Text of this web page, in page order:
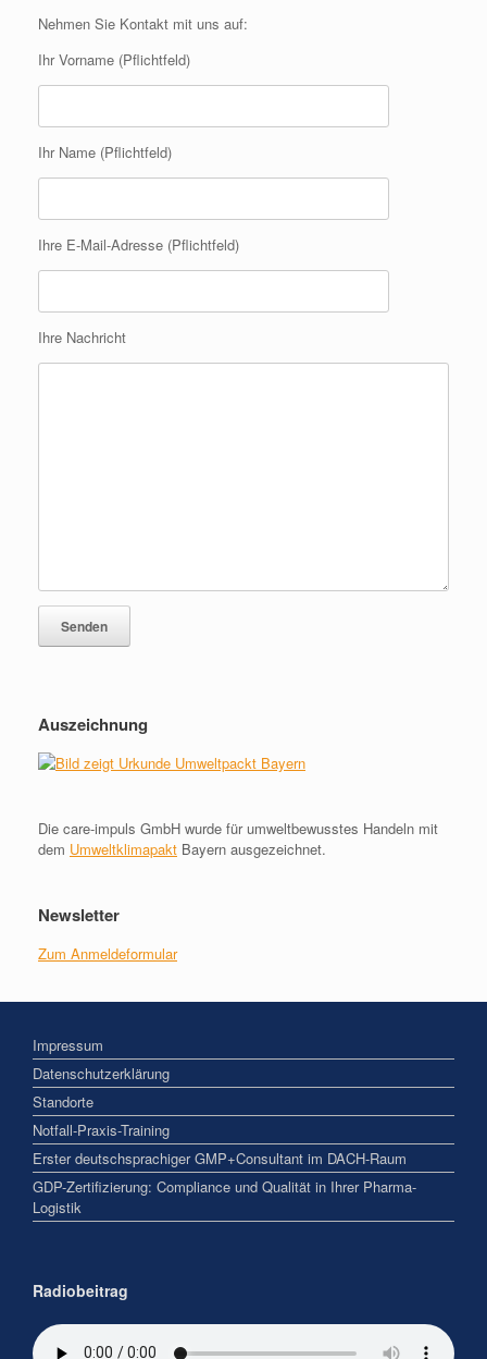
Nehmen Sie Kontakt mit uns auf:
Ihr Vorname (Pflichtfeld)
Ihr Name (Pflichtfeld)
Ihre E-Mail-Adresse (Pflichtfeld)
Ihre Nachricht
Auszeichnung
Die care-impuls GmbH wurde für umweltbewusstes Handeln mit
dem Umweltklimapakt Bayern ausgezeichnet.
Newsletter
Zum Anmeldeformular
Impressum
Datenschutzerklärung
Standorte
Notfall-Praxis-Training
Erster deutschsprachiger GMP+Consultant im DACH-Raum
GDP-Zertifizierung: Compliance und Qualität in Ihrer Pharma-
Logistik
Radiobeitrag